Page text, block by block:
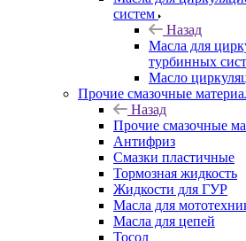
систем
Назад
Масла для
турбинных
Масло
Прочие смазочные
Назад
Прочие смазочные
Антифриз
Смазки пластичные
Тормозная жидкость
Жидкости для ГУР
Масла для
Масла для цепей
Тосол